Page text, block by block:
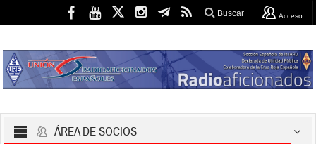
Buscar Acceso
ÁREA DE SOCIOS